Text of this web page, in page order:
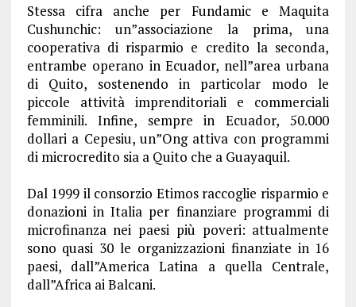
Stessa cifra anche per Fundamic e Maquita
Cushunchic: un”associazione la prima, una
cooperativa di risparmio e credito la seconda,
entrambe operano in Ecuador, nell”area urbana
di Quito, sostenendo in particolar modo le
piccole attività imprenditoriali e commerciali
femminili. Infine, sempre in Ecuador, 50.000
dollari a Cepesiu, un”Ong attiva con programmi
di microcredito sia a Quito che a Guayaquil.
Dal 1999 il consorzio Etimos raccoglie risparmio e
donazioni in Italia per finanziare programmi di
microfinanza nei paesi più poveri: attualmente
sono quasi 30 le organizzazioni finanziate in 16
paesi, dall”America Latina a quella Centrale,
dall”Africa ai Balcani.